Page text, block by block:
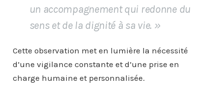
un accompagnement qui redonne du
sens et de la dignité à sa vie. »
Cette observation met en lumière la nécessité
d’une vigilance constante et d’une prise en
charge humaine et personnalisée.